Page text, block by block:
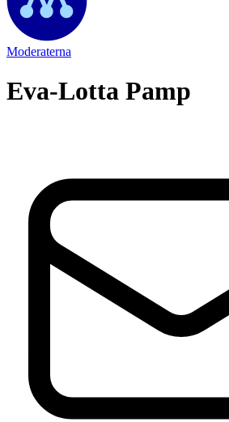
Moderaterna
Eva-Lotta Pamp